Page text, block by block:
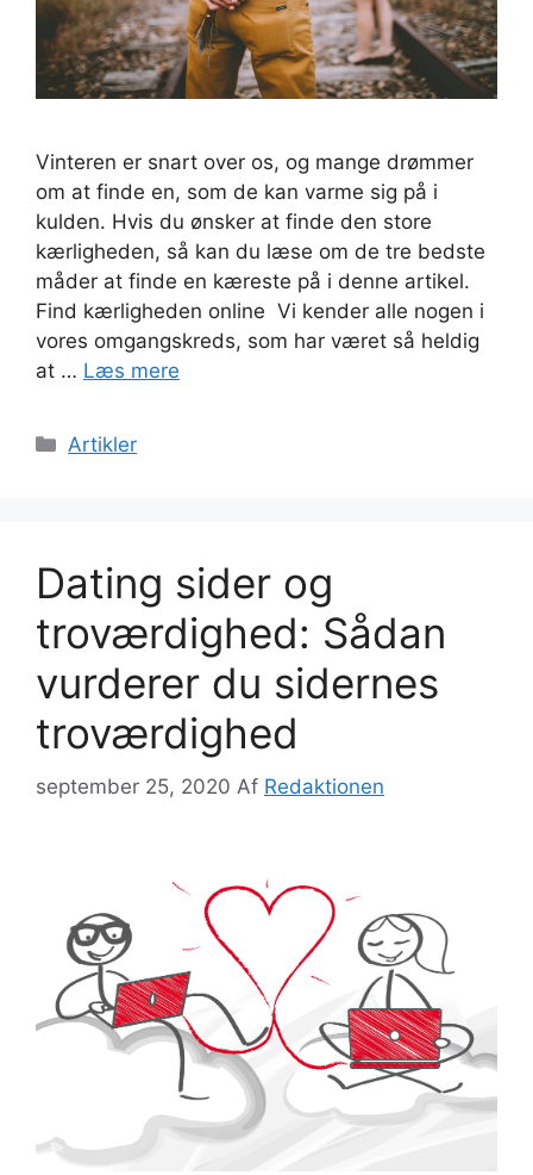
Vinteren er snart over os, og mange drømmer
om at finde en, som de kan varme sig på i
kulden. Hvis du ønsker at finde den store
kærligheden, så kan du læse om de tre bedste
måder at finde en kæreste på i denne artikel.
Find kærligheden online Vi kender alle nogen i
vores omgangskreds, som har været så heldig
at … Læs mere
Kategorier
Artikler
Dating sider og
troværdighed: Sådan
vurderer du sidernes
troværdighed
september 25, 2020 Af Redaktionen